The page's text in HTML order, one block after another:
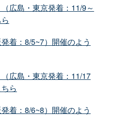
広島・東京発着：11/9～
着：8/5~7）開催のよう
広島・東京発着：11/17
ら
着：8/6~8）開催のよう